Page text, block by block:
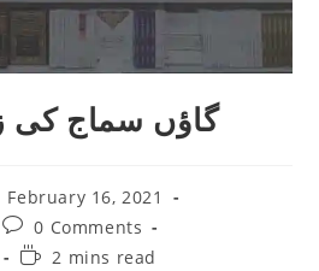
گاؤں سماج كى
February 16, 2021
Post
comments:
0 Comments
Reading2 mins read